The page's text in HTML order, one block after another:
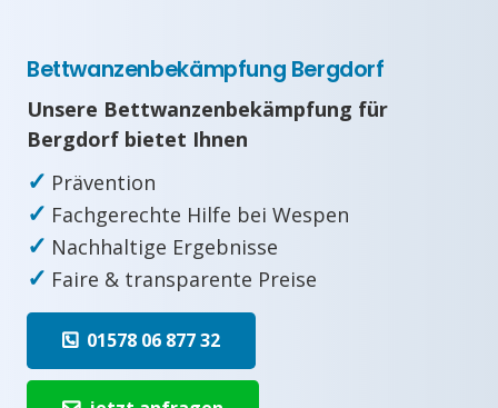
Bettwanzenbekämpfung Bergdorf
Unsere Bettwanzenbekämpfung für
Bergdorf bietet Ihnen
✓ Prävention
✓ Fachgerechte Hilfe bei Wespen
✓ Nachhaltige Ergebnisse
✓ Faire & transparente Preise
01578 06 877 32